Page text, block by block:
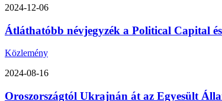
2024-12-06
Átláthatóbb névjegyzék a Political Capital
Közlemény
2024-08-16
Oroszországtól Ukrajnán át az Egyesült